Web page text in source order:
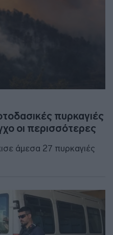
πυρκαγιές
οι περισσότερες
άμεσα 27 πυρκαγιές